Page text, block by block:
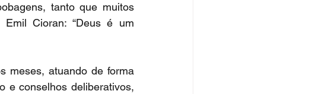
tanto que muitos
Cioran: “Deus é um
meses, atuando de forma
e conselhos deliberativos,